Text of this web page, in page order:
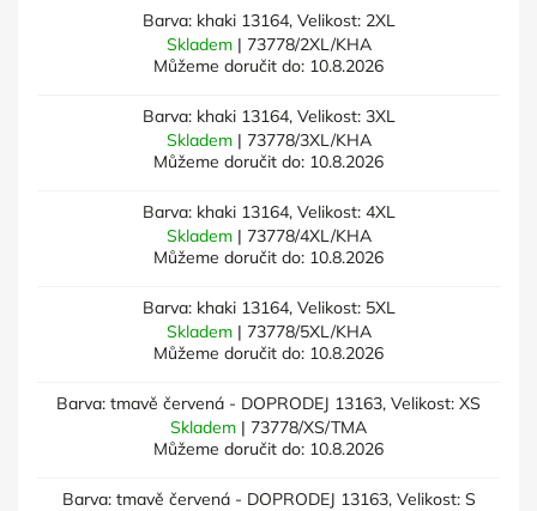
Barva: khaki 13164, Velikost: 2XL
Skladem | 73778/2XL/KHA
Můžeme doručit do: 10.8.2026
Barva: khaki 13164, Velikost: 3XL
Skladem | 73778/3XL/KHA
Můžeme doručit do: 10.8.2026
Barva: khaki 13164, Velikost: 4XL
Skladem | 73778/4XL/KHA
Můžeme doručit do: 10.8.2026
Barva: khaki 13164, Velikost: 5XL
Skladem | 73778/5XL/KHA
Můžeme doručit do: 10.8.2026
Barva: tmavě červená - DOPRODEJ 13163, Velikost: XS
Skladem | 73778/XS/TMA
Můžeme doručit do: 10.8.2026
Barva: tmavě červená - DOPRODEJ 13163, Velikost: S